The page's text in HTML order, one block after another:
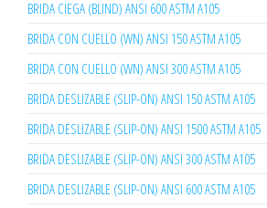
BRIDA CIEGA (BLIND) ANSI 600 ASTM A105
BRIDA CON CUELLO (WN) ANSI 150 ASTM A105
BRIDA CON CUELLO (WN) ANSI 300 ASTM A105
BRIDA DESLIZABLE (SLIP-ON) ANSI 150 ASTM A105
BRIDA DESLIZABLE (SLIP-ON) ANSI 1500 ASTM A105
BRIDA DESLIZABLE (SLIP-ON) ANSI 300 ASTM A105
BRIDA DESLIZABLE (SLIP-ON) ANSI 600 ASTM A105